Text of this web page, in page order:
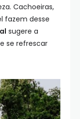
Cachoeiras,
fazem desse
sugere a
se refrescar